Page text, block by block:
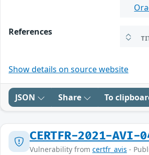
References
Show details on source website
JSON Share To
CERTFR-2021-AVI-
Vulnerability from certfr_avis -